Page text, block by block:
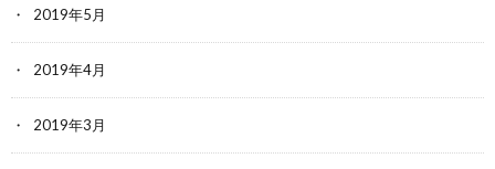
2019年5月
2019年4月
2019年3月